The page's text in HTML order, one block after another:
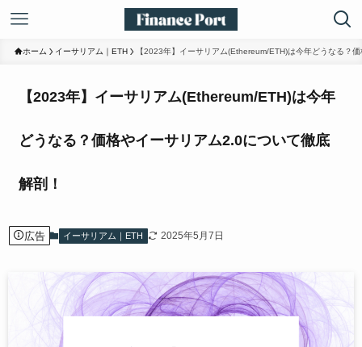
ホーム イーサリアム｜ETH 【2023年】イーサリアム(Ethereum/ETH)は今年どうなる？
【2023年】イーサリアム(Ethereum/ETH)は今年
どうなる？価格やイーサリアム2.0について徹底
解剖！
広告 イーサリアム｜ETH 2025年5月7日